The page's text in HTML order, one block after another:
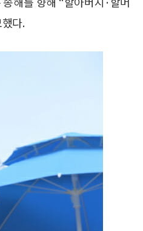
다.